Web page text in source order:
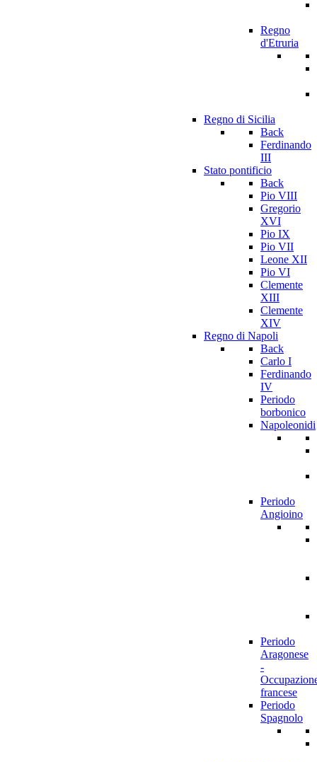
Regno
d'Etruria
Regno di Sicilia
Back
Ferdinando
III
Stato pontificio
Back
Pio VIII
Gregorio
XVI
Pio IX
Pio VII
Leone XII
Pio VI
Clemente
XIII
Clemente
XIV
Regno di Napoli
Back
Carlo I
Ferdinando
IV
Periodo
borbonico
Napoleonidi
Periodo
Angioino
Periodo
Aragonese
-
francese
Periodo
Spagnolo